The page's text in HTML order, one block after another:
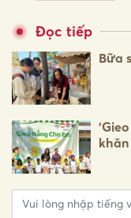
Đọc tiếp
Bữa
khăn